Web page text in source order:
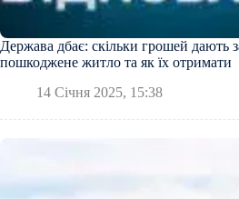
Держава дбає: скільки грошей дають
пошкоджене житло та як їх отримати
14 Січня 2025, 15:38